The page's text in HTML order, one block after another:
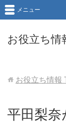
お役立ち情
メニュー
お役立ち情報
平田梨奈